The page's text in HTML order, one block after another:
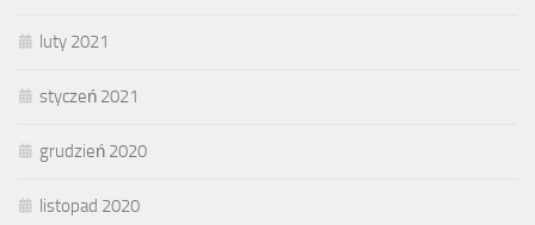
luty 2021
styczeń 2021
grudzień 2020
listopad 2020